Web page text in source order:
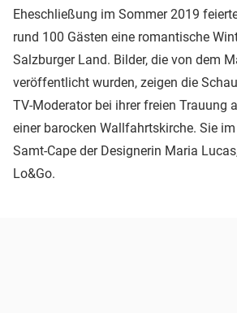
Eheschließung im Sommer 2019
rund 100 Gästen eine romantische
Salzburger Land. Bilder, die von dem
veröffentlicht wurden, zeigen die
TV-Moderator bei ihrer freien Trauung
einer barocken Wallfahrtskirche. Sie
Samt-Cape der Designerin Maria
Lo&Go.